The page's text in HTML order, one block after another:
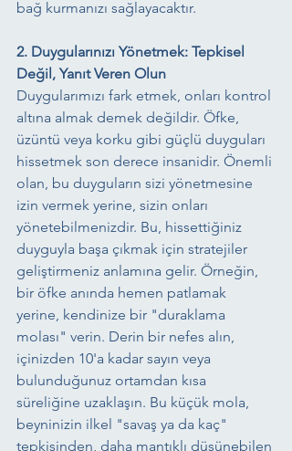
bağ kurmanızı sağlayacaktır.
2. Duygularınızı Yönetmek: Tepkisel
Değil, Yanıt Veren Olun
Duygularımızı fark etmek, onları kontrol
altına almak demek değildir. Öfke,
üzüntü veya korku gibi güçlü duyguları
hissetmek son derece insanidir. Önemli
olan, bu duyguların sizi yönetmesine
izin vermek yerine, sizin onları
yönetebilmenizdir. Bu, hissettiğiniz
duyguyla başa çıkmak için stratejiler
geliştirmeniz anlamına gelir. Örneğin,
bir öfke anında hemen patlamak
yerine, kendinize bir "duraklama
molası" verin. Derin bir nefes alın,
içinizden 10'a kadar sayın veya
bulunduğunuz ortamdan kısa
süreliğine uzaklaşın. Bu küçük mola,
beyninizin ilkel "savaş ya da kaç"
tepkisinden, daha mantıklı düşünebilen